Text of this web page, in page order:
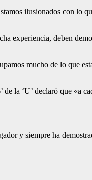
ilusionados con lo
experiencia, deben
mucho de lo que
la ‘U’ declaró que «a
y siempre ha